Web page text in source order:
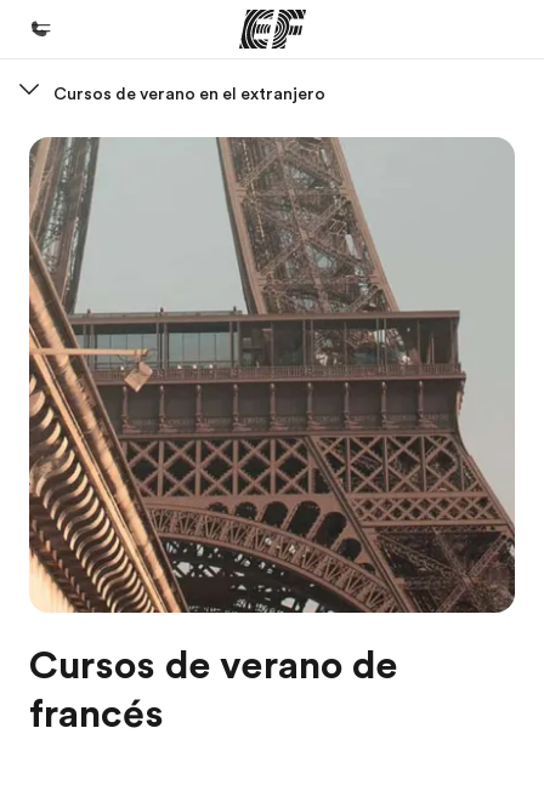
Bienvenido a EF
Programas
Ver todo lo que hacemos
Oficinas
Encuentra una oficina
Sobre nosotros
Quiénes somos
Trabajos
Únete al equipo
Cursos de verano en el extranjero
Cursos de verano de
francés